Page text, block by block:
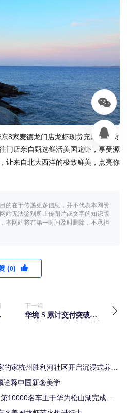
8家麦德龙门店龙虾现货充足、品质
门店亲自甄选鲜活美国龙虾，享受源
让来自北大西洋的极致鲜美，点亮你
的在于传递更多信息，并不代表本网赞
站无法鉴别所上传图片或文字的知识版
本网站将在第一时间及时删除，不承担
(0)
下一篇
华境 S 累计交付突破万
的家杭州胜利河社区开启沉浸式养老
诠释中国新奢美学
10000名车主于华为松山湖完成交